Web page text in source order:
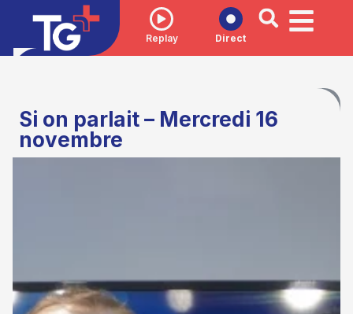
Replay Direct
Si on parlait – Mercredi 16
novembre